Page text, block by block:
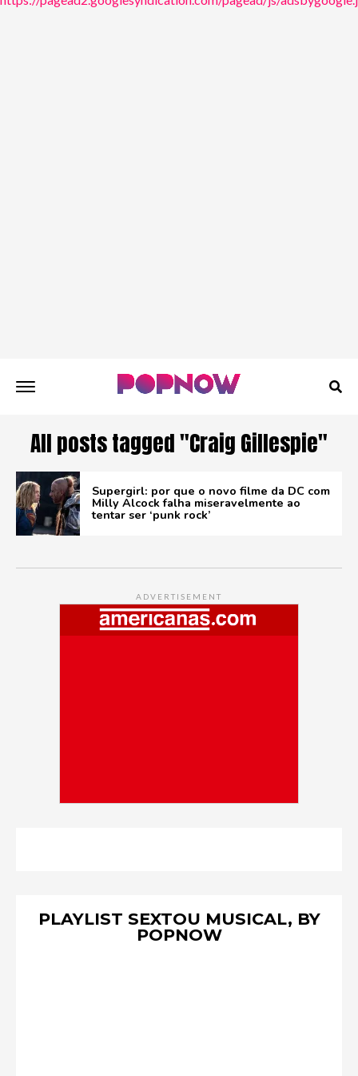
All posts tagged "Craig Gillespie"
Supergirl: por que o novo filme da DC com
Milly Alcock falha miseravelmente ao
tentar ser ‘punk rock’
ADVERTISEMENT
PLAYLIST SEXTOU MUSICAL, BY
POPNOW